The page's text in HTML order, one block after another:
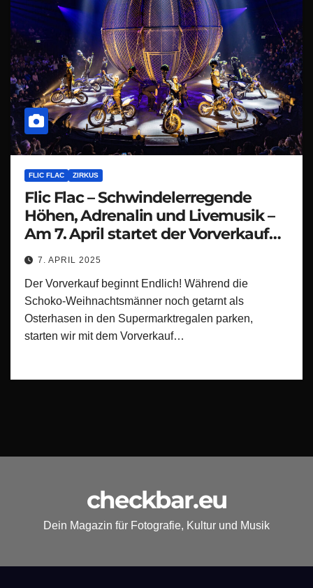
FLIC FLAC ZIRKUS
Flic Flac – Schwindelerregende
Höhen, Adrenalin und Livemusik –
Am 7. April startet der Vorverkauf
zur 14. X-MASS SHOW
7. APRIL 2025
Der Vorverkauf beginnt Endlich! Während die
Schoko-Weihnachtsmänner noch getarnt als
Osterhasen in den Supermarktregalen parken,
starten wir mit dem Vorverkauf…
checkbar.eu
Dein Magazin für Fotografie, Kultur und Musik